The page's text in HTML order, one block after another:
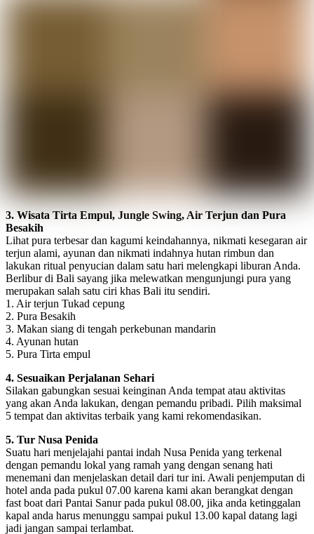
3. Wisata Tirta Empul, Jungle Swing, Air Terjun dan Pura
Besakih
Lihat pura terbesar dan kagumi keindahannya, nikmati kesegaran air
terjun alami, ayunan dan nikmati indahnya hutan rimbun dan
lakukan ritual penyucian dalam satu hari melengkapi liburan Anda.
Berlibur di Bali sayang jika melewatkan mengunjungi pura yang
merupakan salah satu ciri khas Bali itu sendiri.
1. Air terjun Tukad cepung
2. Pura Besakih
3. Makan siang di tengah perkebunan mandarin
4. Ayunan hutan
5. Pura Tirta empul
4. Sesuaikan Perjalanan Sehari
Silakan gabungkan sesuai keinginan Anda tempat atau aktivitas
yang akan Anda lakukan, dengan pemandu pribadi. Pilih maksimal
5 tempat dan aktivitas terbaik yang kami rekomendasikan.
5. Tur Nusa Penida
Suatu hari menjelajahi pantai indah Nusa Penida yang terkenal
dengan pemandu lokal yang ramah yang dengan senang hati
menemani dan menjelaskan detail dari tur ini. Awali penjemputan di
hotel anda pada pukul 07.00 karena kami akan berangkat dengan
fast boat dari Pantai Sanur pada pukul 08.00, jika anda ketinggalan
kapal anda harus menunggu sampai pukul 13.00 kapal datang lagi
jadi jangan sampai terlambat.